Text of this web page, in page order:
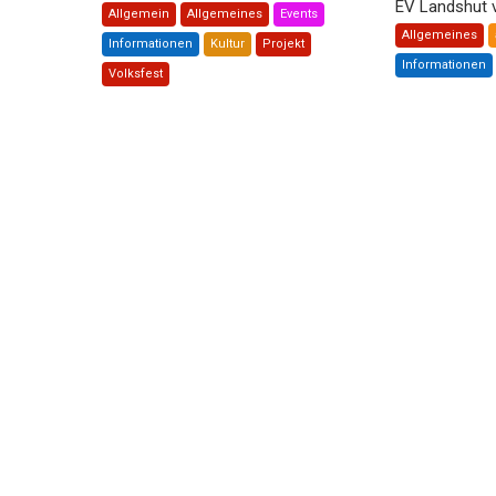
Allgemein Allgemeines Events
Informationen Kultur Projekt
Volksfest
EV Landshut
Allgemeines
Informationen